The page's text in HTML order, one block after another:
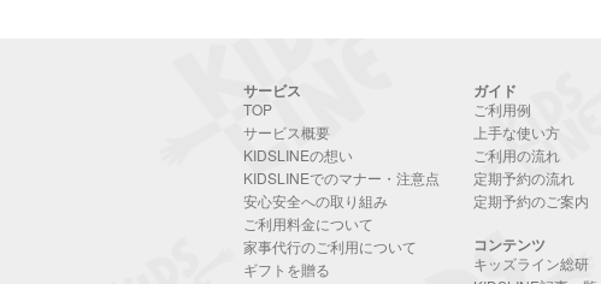
サービス
TOP
サービス概要
KIDSLINEの想い
KIDSLINEでのマナー・注意点
安心安全への取り組み
ご利用料金について
家事代行のご利用について
ギフトを贈る
ガイド
ご利用例
上手な使い方
ご利用の流れ
定期予約の流れ
定期予約のご案内
コンテンツ
キッズライン総研